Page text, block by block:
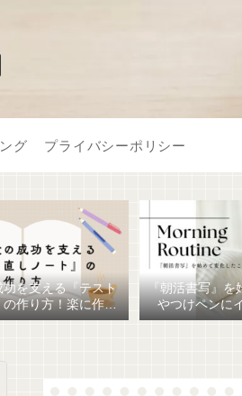
グ プライバシーポリシー
を支える『テスト
作り方！楽に作る
すすめ文房具6選！
『朝活書写』を
やつけペンに
ト、毎日が